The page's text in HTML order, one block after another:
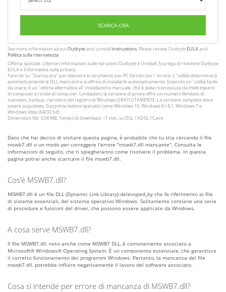
SCARICA ORA
See more information aboutOutbyteand unistallinstrustions. Please review Outbyte EULAand
Politica sulla riservatezza
Offerta speciale. Ulteriori informazioni sulle istruzioniOutbytee Unistall. Si prega di rivedere Outbyte
EULAe Informativa sulla privacy.
Fare clic su "Scarica ora" per ottenere lo strumento per PC fornito con l`errore. L`utilità determinerà
automaticamente le DLL mancanti e si offrirà di installarle automaticamente. Essendo un`utilità facile
da usare, è un`ottima alternativa all`installazione manuale, che è stata riconosciuta da molti esperti
di computer e riviste di computer. Limitazioni: la versione di prova offre un numero illimitato di
scansioni, backup, ripristino del registro di Windows GRATUITAMENTE. La versione completa deve
essere acquistata. Supporta sistemi operativi come Windows 10, Windows 8 / 8.1, Windows 7 e
Windows Vista (64/32 bit).
Dimensioni file: 3,04 MB, Tempo di download: <1 min. su DSL / ADSL / Cavo
Dato che hai deciso di visitare questa pagina, è probabile che tu stia cercando il file
mswb7.dll o un modo per correggere l'errore "mswb7.dll mancante". Consulta le
informazioni di seguito, che ti spiegheranno come risolvere il problema. In questa
pagina potrai anche scaricare il file mswb7.dll.
Cos’è MSWB7.dll?
MSWB7.dll è un file DLL (Dynamic Link Library):delevoped_by che fa riferimento ai file
di sistema essenziali, del sistema operativo Windows. Solitamente contiene una serie
di procedure e funzioni del driver, che possono essere applicate da Windows.
A cosa serve MSWB7.dll?
Il file MSWB7.dll, noto anche come MSWB7 DLL, è comunemente associato a
Microsoft® Windows® Operating System. È un componente essenziale, che garantisce
il corretto funzionamento dei programmi Windows. Pertanto, la mancanza del file
mswb7.dll, potrebbe influire negativamente il lavoro del software associato.
Cosa si intende per errore di mancanza di MSWB7.dll?